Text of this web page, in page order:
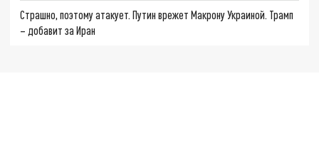
Страшно, поэтому атакует. Путин врежет Макрону Украиной. Трамп
– добавит за Иран